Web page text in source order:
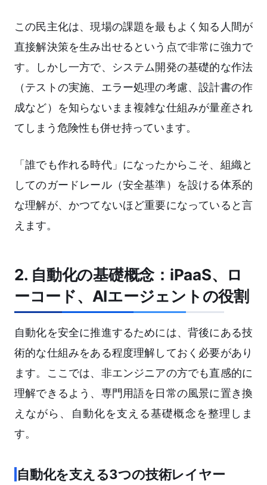
この民主化は、現場の課題を最もよく知る人間が
直接解決策を生み出せるという点で非常に強力で
す。しかし一方で、システム開発の基礎的な作法
（テストの実施、エラー処理の考慮、設計書の作
成など）を知らないまま複雑な仕組みが量産され
てしまう危険性も併せ持っています。
「誰でも作れる時代」になったからこそ、組織と
してのガードレール（安全基準）を設ける体系的
な理解が、かつてないほど重要になっていると言
えます。
2. 自動化の基礎概念：iPaaS、ロ
ーコード、AIエージェントの役割
自動化を安全に推進するためには、背後にある技
術的な仕組みをある程度理解しておく必要があり
ます。ここでは、非エンジニアの方でも直感的に
理解できるよう、専門用語を日常の風景に置き換
えながら、自動化を支える基礎概念を整理しま
す。
自動化を支える3つの技術レイヤー